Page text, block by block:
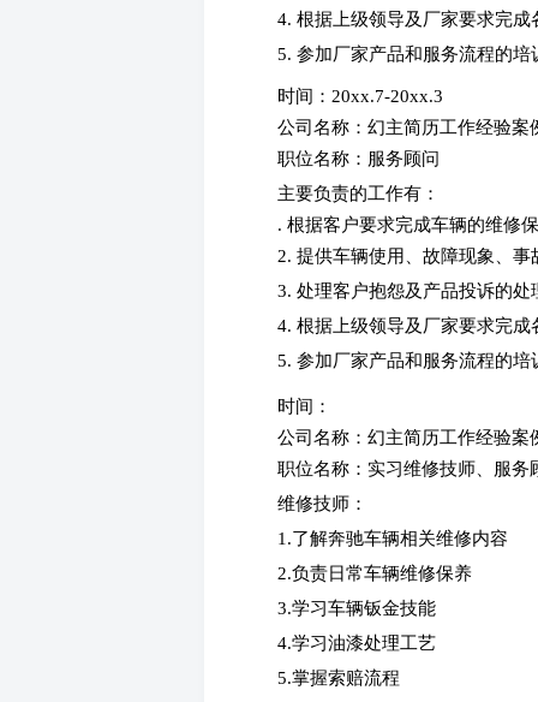
4. 根据上级领导及厂家要求完
5. 参加厂家产品和服务流程的培
时间：20xx.7-20xx.3
公司名称：幻主简历工作经验
职位名称：服务顾问
主要负责的工作有：
. 根据客户要求完成车辆的维修
2. 提供车辆使用、故障现象、
3. 处理客户抱怨及产品投诉的处
4. 根据上级领导及厂家要求完
5. 参加厂家产品和服务流程的培
时间：
公司名称：幻主简历工作经验
职位名称：实习维修技师、服
维修技师：
1.了解奔驰车辆相关维修内容
2.负责日常车辆维修保养
3.学习车辆钣金技能
4.学习油漆处理工艺
5.掌握索赔流程